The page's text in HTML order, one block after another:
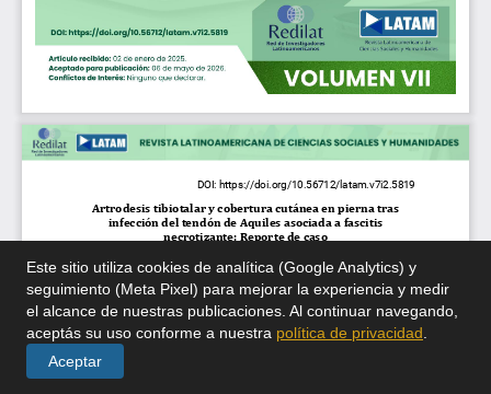
Este sitio utiliza cookies de analítica (Google Analytics) y
seguimiento (Meta Pixel) para mejorar la experiencia y medir
el alcance de nuestras publicaciones. Al continuar navegando,
aceptás su uso conforme a nuestra política de privacidad
Aceptar